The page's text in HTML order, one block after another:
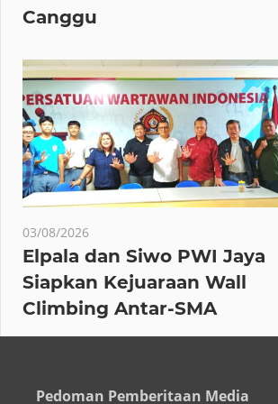
Canggu
03/08/2026
Elpala dan Siwo PWI Jaya
Siapkan Kejuaraan Wall
Climbing Antar-SMA
Pedoman Pemberitaan Media